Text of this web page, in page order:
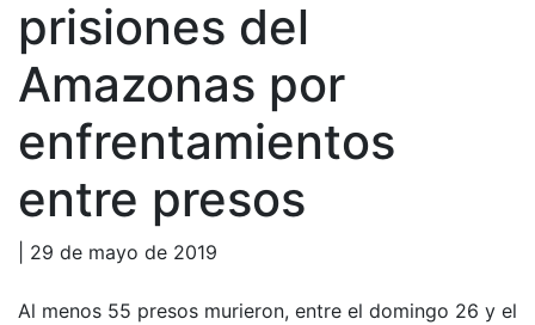
prisiones del
Amazonas por
enfrentamientos
entre presos
| 29 de mayo de 2019
Al menos 55 presos murieron, entre el domingo 26 y el